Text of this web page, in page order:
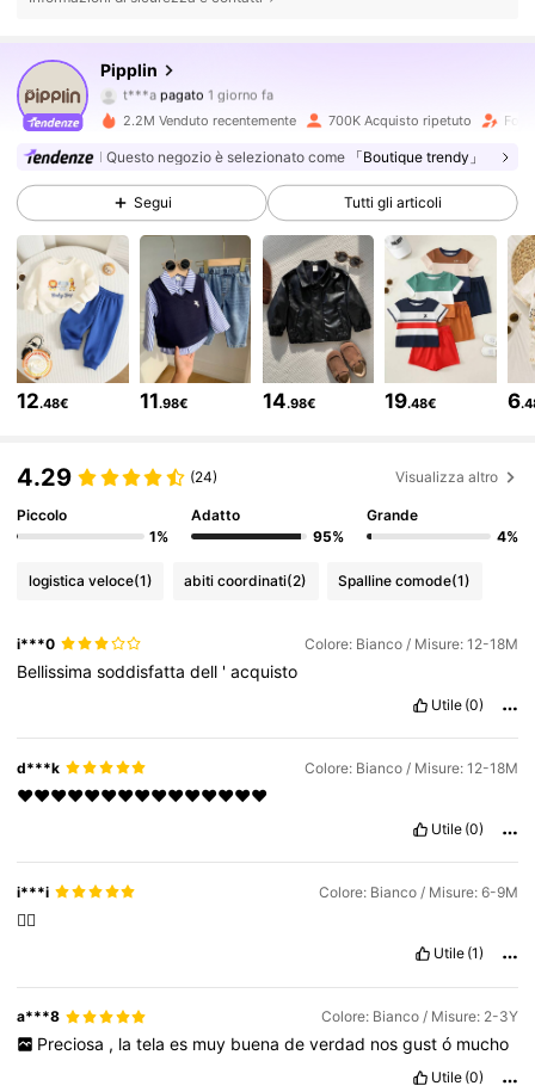
Pipplin
4.85
199K Follower
t***a pagato 1 giorno fa
4.85 199K Follower
4.85 199K Follower
4.85 199K Follower
4.85 199K Follower
199K Follower
4.85 199K Follower
4.85 199K Follower
2.2M Venduto recentemente 700K Acquisto ripetuto
Questo negozio è selezionato come 「Boutique trendy」
Segui Tutti gli articoli
12.48€ 11.98€ 14.98€ 19.48€ 6
4.29 (24) Visualizza altro
Piccolo
1%
Adatto
95%
Grande
4%
logistica veloce(1) abiti coordinati(2) Spalline comode(1)
i***0 Colore: Bianco / Misure: 12-18M
Bellissimasoddisfattadell 'acquisto
Utile (0)
d***k Colore: Bianco / Misure: 12-18M
❤️❤️❤️❤️❤️❤️❤️❤️❤️❤️❤️❤️❤️❤️❤️
Utile (0)
i***i Colore: Bianco / Misure: 6-9M
👍🏻
Utile (1)
a***8 Colore: Bianco / Misure: 2-3Y
Preciosa , la tela es muy buena de verdad nos gust ó mucho
Utile (0)